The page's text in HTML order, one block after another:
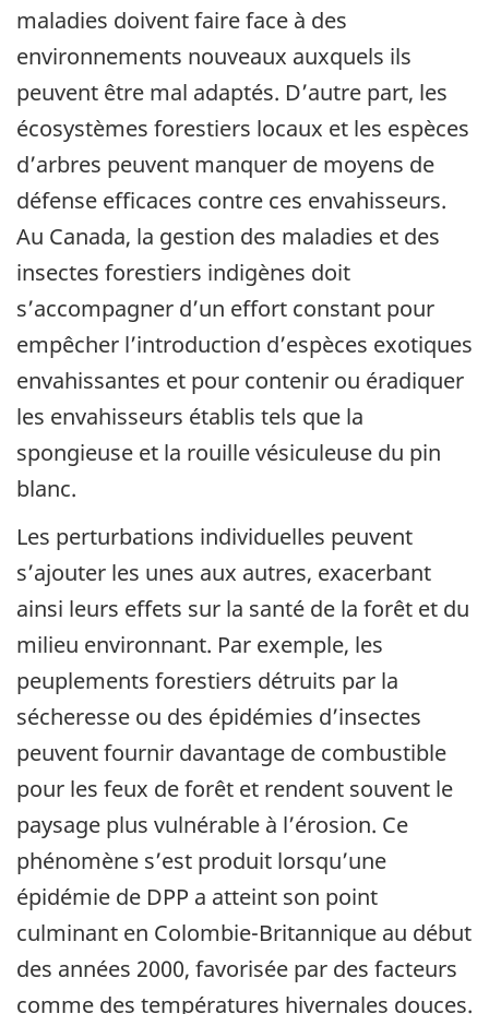
maladies doivent faire face à des
environnements nouveaux auxquels ils
peuvent être mal adaptés. D’autre part, les
écosystèmes forestiers locaux et les espèces
d’arbres peuvent manquer de moyens de
défense efficaces contre ces envahisseurs.
Au Canada, la gestion des maladies et des
insectes forestiers indigènes doit
s’accompagner d’un effort constant pour
empêcher l’introduction d’espèces exotiques
envahissantes et pour contenir ou éradiquer
les envahisseurs établis tels que la
spongieuse et la rouille vésiculeuse du pin
blanc.
Les perturbations individuelles peuvent
s’ajouter les unes aux autres, exacerbant
ainsi leurs effets sur la santé de la forêt et du
milieu environnant. Par exemple, les
peuplements forestiers détruits par la
sécheresse ou des épidémies d’insectes
peuvent fournir davantage de combustible
pour les feux de forêt et rendent souvent le
paysage plus vulnérable à l’érosion. Ce
phénomène s’est produit lorsqu’une
épidémie de DPP a atteint son point
culminant en Colombie-Britannique au début
des années 2000, favorisée par des facteurs
comme des températures hivernales douces.